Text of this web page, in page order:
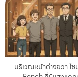
บริเวณหน้าต่างขวา โ